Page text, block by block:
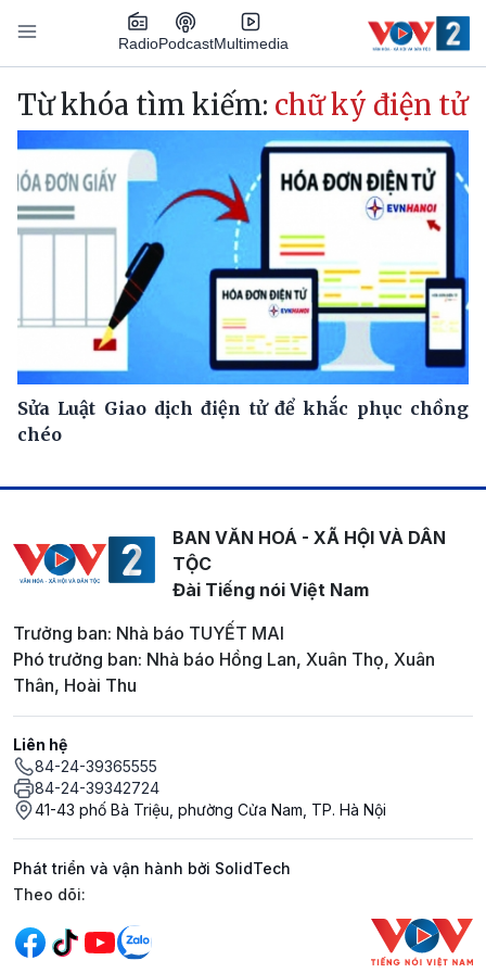
Nhảy đến nội dung
RadioPodcastMultimedia
Main navigation
Từ khóa tìm kiếm: chữ ký điện tử
Sửa Luật Giao dịch điện tử để khắc phục chồng
chéo
BAN VĂN HOÁ - XÃ HỘI VÀ DÂN
TỘC
Đài Tiếng nói Việt Nam
Trưởng ban: Nhà báo TUYẾT MAI
Phó trưởng ban: Nhà báo Hồng Lan, Xuân Thọ, Xuân
Thân, Hoài Thu
Liên hệ
84-24-39365555
84-24-39342724
41-43 phố Bà Triệu, phường Cửa Nam, TP. Hà Nội
Phát triển và vận hành bởi SolidTech
Mạng xã hội
Theo dõi: